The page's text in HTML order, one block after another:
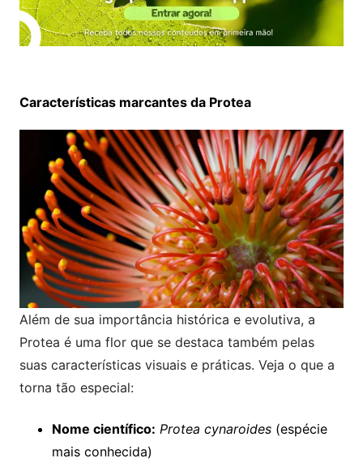
Características marcantes da Protea
Além de sua importância histórica e evolutiva, a
Protea é uma flor que se destaca também pelas
suas características visuais e práticas. Veja o que a
torna tão especial:
Nome científico: Protea cynaroides (espécie
mais conhecida)